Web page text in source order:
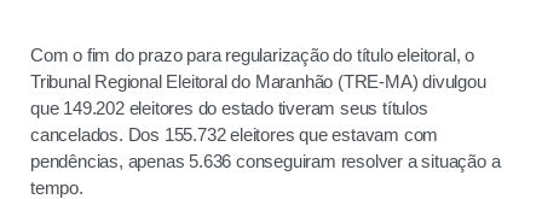
Com o fim do prazo para regularização do título eleitoral, o
Tribunal Regional Eleitoral do Maranhão (TRE-MA) divulgou
que 149.202 eleitores do estado tiveram seus títulos
cancelados. Dos 155.732 eleitores que estavam com
pendências, apenas 5.636 conseguiram resolver a situação a
tempo.